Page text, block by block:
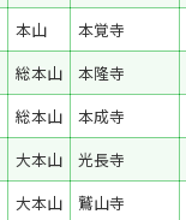
本山 本覚寺
総本山 本隆寺
総本山 本成寺
大本山 光長寺
大本山 鷲山寺